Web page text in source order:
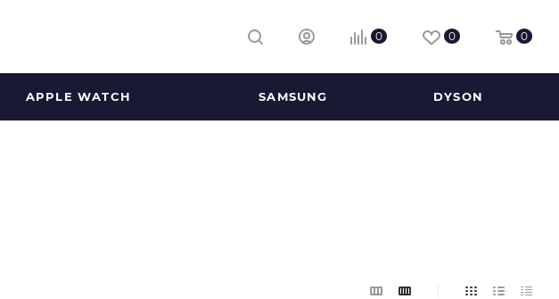
0 0 0
APPLE WATCH SAMSUNG DYSON